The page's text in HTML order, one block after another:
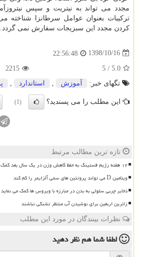
مجدد می تواند به نیتریت و سپس
تركیبات بعنوان عوامل سرطانزا شناخته
كردن مجدد این سبزیجات سفارش نمی گردد.
1398/10/16
22:56:48
5.0
/
5
2215
تگهای خبر:
آموزش استاندارد
این مطلب را می پسندید؟ (1)
تازه ترین مطالب مرتبط
۱۲ هفته رژیم فستینگ به حفظ کاهش وزن در یک سال بعد کمک نماید
ویتامین D می تواند پروتئین های سمی آلزایمر را کم کند
ذخایر چربی سلولی به بدن در مبارزه با ویروس ها کمک می نماید
زائرین اربعین برای نوشیدن آب منتظر تشنگی نباشند
نظرات بینندگان در مورد این مطلب
لطفا شما همنظر دهید